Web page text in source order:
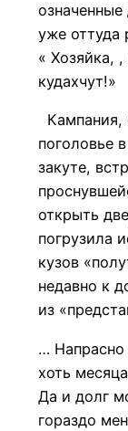
уже оттуда
« Хозяйка,
кудахчут!»
Кампания,
поголовье
закуте,
открыть
погрузила
кузов
недавно к
из
… Напрасно
хоть
Да и долг
гораздо